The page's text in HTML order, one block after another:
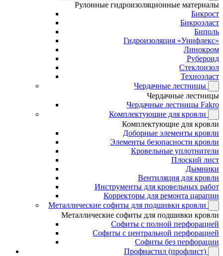
Рулонные гидроизоляционные материалы
Бикрост
Бикроэласт
Биполь
Гидроизоляция «Унифлекс»
Линокром
Рубероид
Стеклоизол
Техноэласт
Чердачные лестницы
Чердачные лестницы
Чердачные лестницы Fakro
Комплектующие для кровли
Комплектующие для кровли
Доборные элементы кровли
Элементы безопасности кровли
Кровельные уплотнители
Плоский лист
Дымники
Вентиляция для кровли
Инструменты для кровельных работ
Корректоры для ремонта царапин
Металлические софиты для подшивки кровли
Металлические софиты для подшивки кровли
Софиты с полной перфорацией
Софиты с центральной перфорацией
Софиты без перфорации
Профнастил (профлист)